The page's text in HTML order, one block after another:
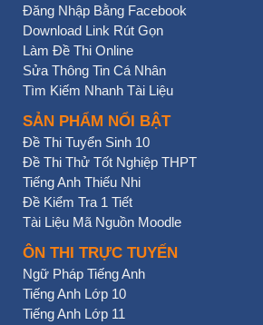
Đăng Nhập Bằng Facebook
Download Link Rút Gọn
Làm Đề Thi Online
Sửa Thông Tin Cá Nhân
Tìm Kiếm Nhanh Tài Liệu
SẢN PHẨM NỔI BẬT
Đề Thi Tuyển Sinh 10
Đề Thi Thử Tốt Nghiệp THPT
Tiếng Anh Thiếu Nhi
Đề Kiểm Tra 1 Tiết
Tài Liệu Mã Nguồn Moodle
ÔN THI TRỰC TUYẾN
Ngữ Pháp Tiếng Anh
Tiếng Anh Lớp 10
Tiếng Anh Lớp 11